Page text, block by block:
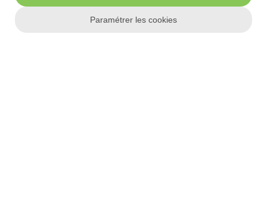
Conditions tarifaires
Politique de
Paramétrer les cookies